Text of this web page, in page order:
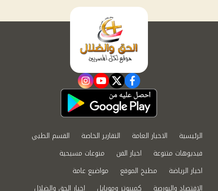
facebook
twitter
youtube
instagram
الرئيسية الاخبار العامة التقارير الخاصة
القسم الطبي
فيديوهات متنوعة
اخبار الفن
منوعات مسيحية
اخبار الرياضة
مطبخ الموقع
مواضيع عامة
الاقتصاد والبورصة
كمبيوتر وموبايل اخبار الحق والضلال